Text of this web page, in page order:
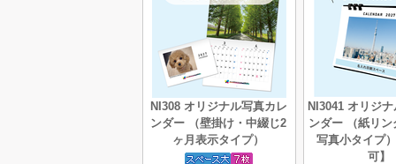
NI308 オリジナル写真カレ
ンダー （壁掛け・中綴じ2
ヶ月表示タイプ）
NI3041 オリジ
ンダー （紙リ
写真小タイプ
可】